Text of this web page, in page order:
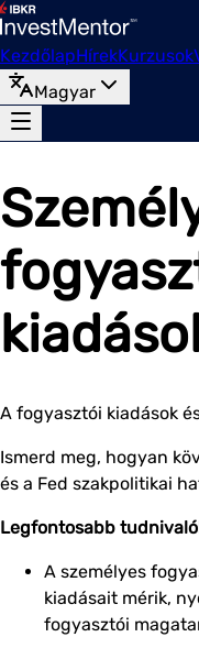
KezdőlapHírekKurzusok
Magyar
A fogyasztói kiadások
Ismerd meg, hogyan
és a Fed szakpolitikai
Legfontosabb
A személyes
kiadásait mérik,
fogyasztói